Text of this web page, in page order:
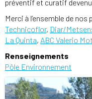
préventif et curatif
Merci à l’ensemble de nos
Technicoflor, Diar/
La Quinta, ABC Valerio
Renseignements
Pôle Environnement